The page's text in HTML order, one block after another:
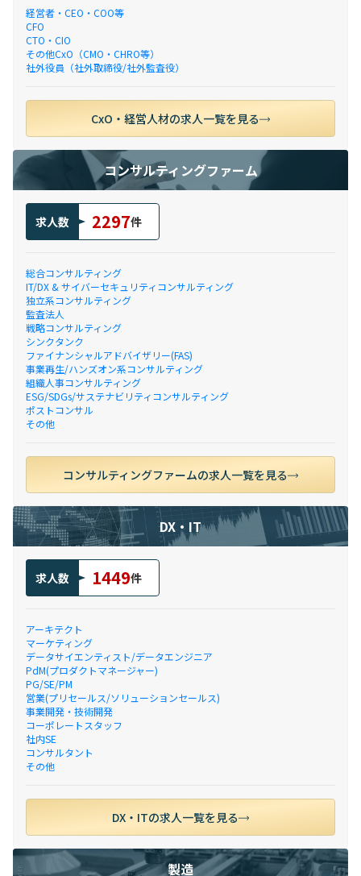
経営者・CEO・COO等
CFO
CTO・CIO
その他CxO（CMO・CHRO等）
社外役員（社外取締役/社外監査役）
CxO・経営人材の求人一覧を見る
コンサルティングファーム
求人数 2297件
総合コンサルティング
IT/DX & サイバーセキュリティコンサルティング
独立系コンサルティング
監査法人
戦略コンサルティング
シンクタンク
ファイナンシャルアドバイザリー(FAS)
事業再生/ハンズオン系コンサルティング
組織人事コンサルティング
ESG/SDGs/サステナビリティコンサルティング
ポストコンサル
その他
コンサルティングファームの求人一覧を見る
DX・IT
求人数 1449件
アーキテクト
マーケティング
データサイエンティスト/データエンジニア
PdM(プロダクトマネージャー)
PG/SE/PM
営業(プリセールス/ソリューションセールス)
事業開発・技術開発
コーポレートスタッフ
社内SE
コンサルタント
その他
DX・ITの求人一覧を見る
製造